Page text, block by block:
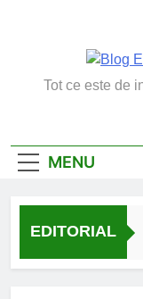
Tot ce este de
MENU
EDITORIAL